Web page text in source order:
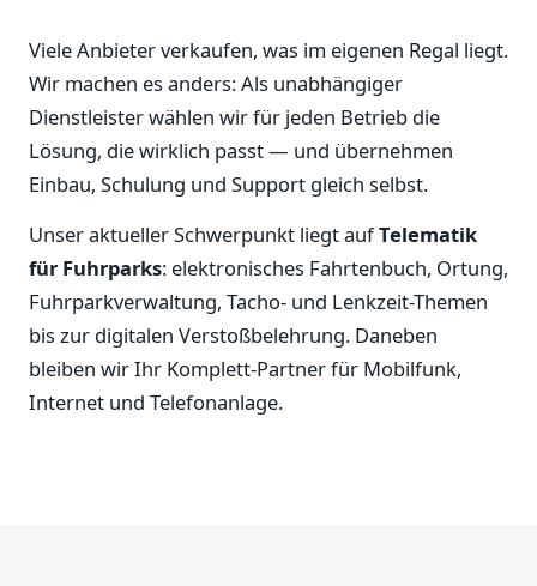
Viele Anbieter verkaufen, was im eigenen Regal liegt.
Wir machen es anders: Als unabhängiger
Dienstleister wählen wir für jeden Betrieb die
Lösung, die wirklich passt — und übernehmen
Einbau, Schulung und Support gleich selbst.
Unser aktueller Schwerpunkt liegt aufTelematik
für Fuhrparks: elektronisches Fahrtenbuch, Ortung,
Fuhrparkverwaltung, Tacho- und Lenkzeit-Themen
bis zur digitalen Verstoßbelehrung. Daneben
bleiben wir Ihr Komplett-Partner für Mobilfunk,
Internet und Telefonanlage.